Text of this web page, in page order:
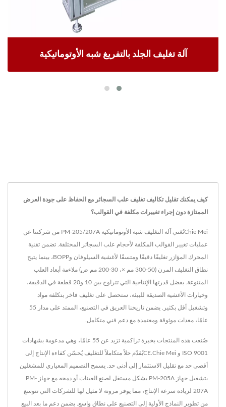
آلة تغليف الجلد بالتفريغ شبه الأوتوماتيكية
كيف يمكنك تقليل تكاليف تغليف علب السجائر مع الحفاظ على جودة العرض
الممتازة دون إجراء تغييرات مكلفة في القوالب؟
Chie Meiتُغني آلة التغليف شبه الأوتوماتيكية PM-205/207A من شركتنا عن
عمليات تغيير القوالب المكلفة لأحجام علب السجائر المختلفة. تضمن تقنية
المحرك المؤازر تغليفًا دقيقًا ومتسقًا لأغشية السيلوفان وBOPP، بينما يتيح
نطاق التغليف المرن (50-300 مم ×، 30-200 مم ص) ملاءمة أبعاد العلب
المتنوعة. بفضل قدرتها الإنتاجية التي تتراوح بين 10 و20 قطعة في الدقيقة،
وخيارات الأغشية الصديقة للبيئة، ستحصل على تغليف فاخر بتكلفة مواد
وتشغيل أقل بكثير. يضمن تاريخنا العريق في التصنيع، الممتد على مدار 55
عامًا، معدات موثوقة ومعتمدة مع دعم فني متكامل.
صُنعت هذه المنتجات بخبرة تراكمية تزيد عن 55 عامًا، وهي مدعومة بشهادات
ISO 9001 و CE.Chie Meiيُقدّم حلاً متكاملاً للتغليف يُحسّن كفاءة الإنتاج إلى
أقصى حد مع تقليل الاستثمار إلى أدنى حد. يسمح التصميم المعياري للمشغلين
بتشغيل جهاز PM-205A بشكل مستقل لصنع العينات أو دمجه مع جهاز PM-
207A لزيادة سرعة الإنتاج، مما يوفر مرونة لا مثيل لها للشركات التي تتوسع
من تطوير النماذج الأولية إلى التصنيع على نطاق واسع. يضمن دعم ما بعد البيع